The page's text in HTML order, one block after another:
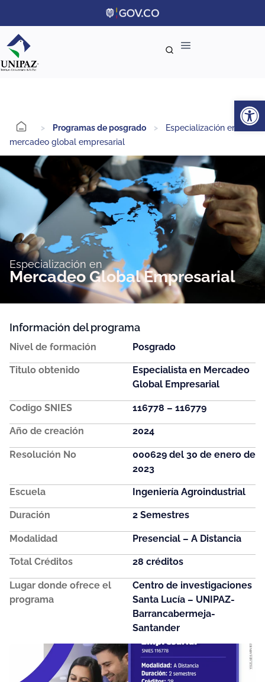
> Programas de posgrado >
Especialización en
mercadeo global empresarial
Especialización en
Mercadeo Global Empresarial
Información del programa
Nivel de formación Posgrado
Titulo obtenido
Especialista en Mercadeo
Global Empresarial
Codigo SNIES 116778 – 116779
Año de creación 2024
Resolución No
000629 del 30 de enero de
2023
Escuela Ingeniería Agroindustrial
Duración 2 Semestres
Modalidad Presencial – A Distancia
Total Créditos 28 créditos
Lugar donde ofrece el
programa
Centro de investigaciones
Santa Lucía – UNIPAZ-
Barrancabermeja-
Santander